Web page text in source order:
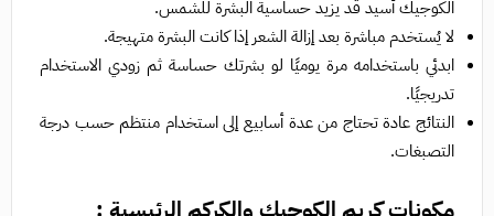
الكوجيك أسيد قد يزيد حساسية البشرة للشمس.
لا يُستخدم مباشرة بعد إزالة الشعر إذا كانت البشرة متهيجة.
ابدئي باستخدامه مرة يوميًا لو بشرتك حساسة ثم زودي الاستخدام
تدريجيًا.
النتائج عادة تحتاج من عدة أسابيع إلى استخدام منتظم حسب درجة
التصبغات.
مكونات كريم الكوجيك والكركم الرئيسية :